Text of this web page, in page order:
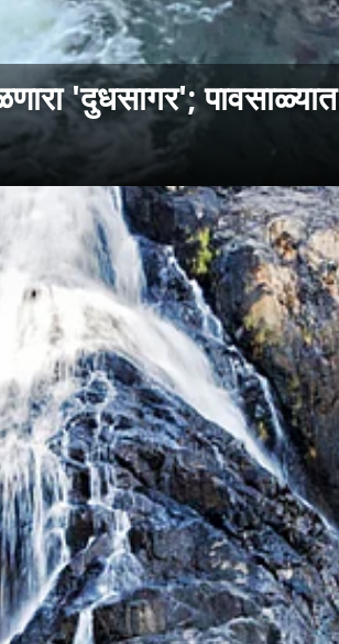
'दुधसागर'; पावसाळ्यात